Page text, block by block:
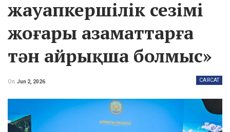
жауапкершілік сезімі
жоғары азаматтарға
тән айрықша болмыс»
САЯСАТ
On Jun 2, 2026